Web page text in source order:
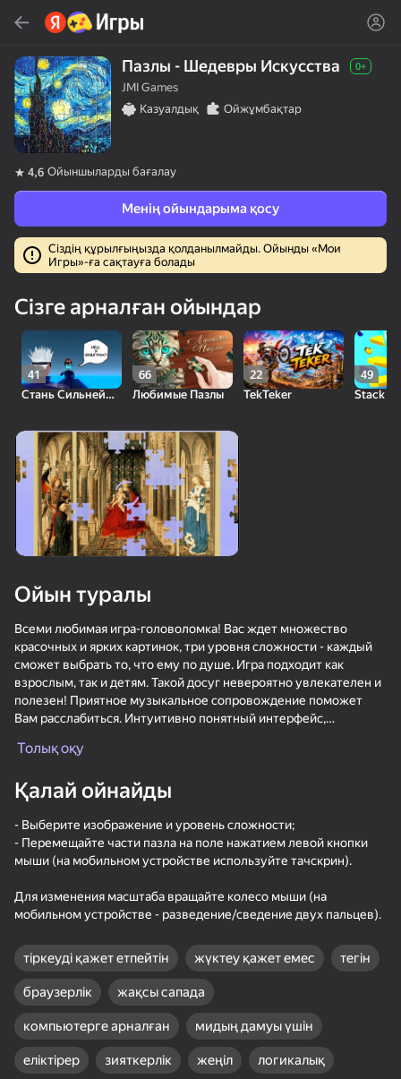
Ойын немесе жанрды тауып алу Табу
Яндекс Игры
Кеңес береміз
30
бродячих псов"
50
Масон тренажері-
Main MOD!
Цветные Пазлы:
Собери Палитру
24
- Майн
модификациясы!
55
Шахтёром!
Могучий Драконий
Захватчик
Спрунки Бокс - Бей
Рэгдолы в 3D
Block Puzzle Цветные
Пазлы
Метание Ножей 2D
Мой питомец Шелли
Пазлы - Шедевры Искусства 0+
JMI Games
Казуалдық
Ойжұмбақтар
4,6 Ойыншыларды бағалау
Менің ойындарыма қосу
Сіздің құрылғыңызда қолданылмайды. Ойынды «Мои
Игры»-ға сақтауға болады
Сізге арналған ойындар
Стань Сильнейшим
41
Любимые Пазлы
66
TekTeker
22
Stack
49
Ойын туралы
Всеми любимая игра-головоломка! Вас ждет множество
красочных и ярких картинок, три уровня сложности - каждый
сможет выбрать то, что ему по душе. Игра подходит как
взрослым, так и детям. Такой досуг невероятно увлекателен и
полезен! Приятное музыкальное сопровождение поможет
Вам расслабиться. Интуитивно понятный интерфейс,
это все, что нужно для комфортной игры!
Толық оқу
Қалай ойнайды
- Выберите изображение и уровень сложности;
- Перемещайте части пазла на поле нажатием левой кнопки
мыши (на мобильном устройстве используйте тачскрин).
Для изменения масштаба вращайте колесо мыши (на
мобильном устройстве - разведение/сведение двух пальцев).
тіркеуді қажет етпейтін жүктеу қажет емес тегін
браузерлік жақсы сапада
компьютерге арналған мидың дамуы үшін
еліктірер зияткерлік жеңіл логикалық